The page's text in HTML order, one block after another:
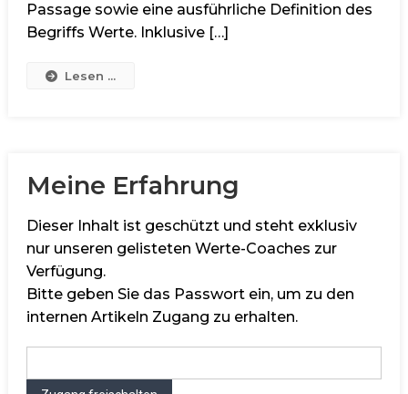
Passage sowie eine ausführliche Definition des
Begriffs Werte. Inklusive […]
Lesen ...
Meine Erfahrung
Dieser Inhalt ist geschützt und steht exklusiv
nur unseren gelisteten Werte-Coaches zur
Verfügung.
Bitte geben Sie das Passwort ein, um zu den
internen Artikeln Zugang zu erhalten.